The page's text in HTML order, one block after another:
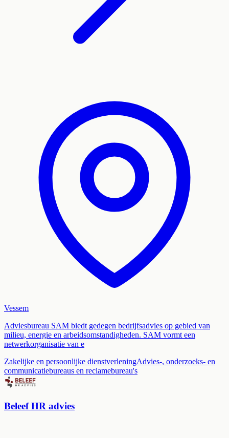
Vessem
Adviesbureau SAM biedt gedegen bedrijfsadvies op gebied van
milieu, energie en arbeidsomstandigheden. SAM vormt een
netwerkorganisatie van e
Zakelijke en persoonlijke dienstverleningAdvies-, onderzoeks- en
communicatiebureaus en reclamebureau's
Beleef HR advies